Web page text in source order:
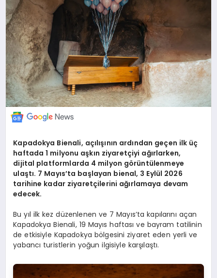
DÜNYA
Kapadokya Bienali, açılışının ardından geçen ilk üç
haftada 1 milyonu aşkın ziyaretçiyi ağırlarken,
dijital platformlarda 4 milyon görüntülenmeye
ulaştı. 7 Mayıs’ta başlayan bienal, 3 Eylül 2026
tarihine kadar ziyaretçilerini ağırlamaya devam
edecek.
Bu yıl ilk kez düzenlenen ve 7 Mayıs’ta kapılarını açan
Kapadokya Bienali, 19 Mayıs haftası ve bayram tatilinin
de etkisiyle Kapadokya bölgesini ziyaret eden yerli ve
yabancı turistlerin yoğun ilgisiyle karşılaştı.